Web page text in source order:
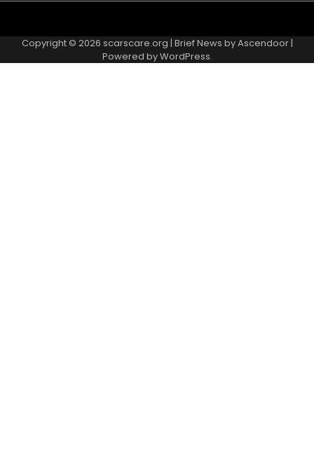
Us
Us
Policy
Policy
and
Conditions
Copyright © 2026 scarscare.org | Brief News byAscendoor|
Powered byWordPress.